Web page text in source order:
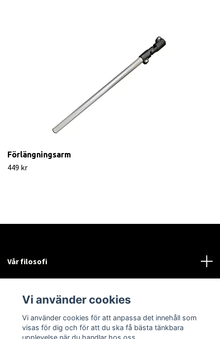
Förlängningsarm
449 kr
Vår filosofi
Sociala medier
Vi använder cookies
Vi använder cookies för att anpassa det innehåll som
visas för dig och för att du ska få bästa tänkbara
upplevelse när du handlar hos oss.